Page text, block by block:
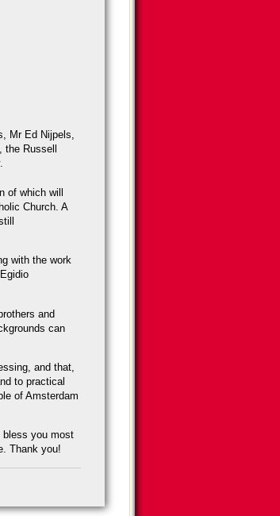
Mr Ed Nijpels,
Russell
which will
Church. A
with the work
and
can
and that,
to practical
of Am­ster­dam
bless you most
Thank you!